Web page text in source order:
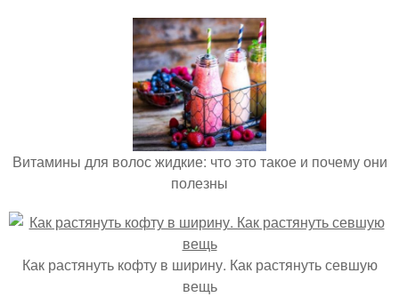
Витамины для волос жидкие: что это такое и почему они
полезны
Как растянуть кофту в ширину. Как растянуть севшую
вещь